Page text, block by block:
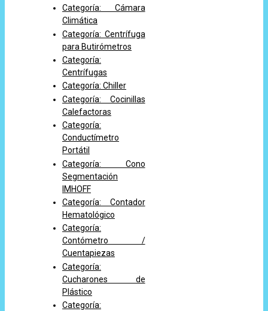
Categoría: Cámara
Climática
Categoría: Centrífuga
para Butirómetros
Categoría:
Centrífugas
Categoría: Chiller
Categoría: Cocinillas
Calefactoras
Categoría:
Conductímetro
Portátil
Categoría: Cono
Segmentación
IMHOFF
Categoría: Contador
Hematológico
Categoría:
Contómetro /
Cuentapiezas
Categoría:
Cucharones de
Plástico
Categoría: